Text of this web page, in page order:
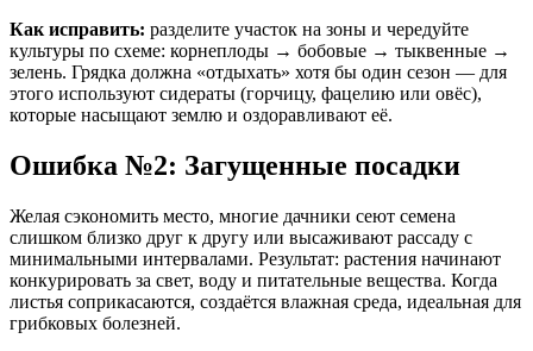
Как исправить: разделите участок на зоны и чередуйте
культуры по схеме: корнеплоды → бобовые → тыквенные →
зелень. Грядка должна «отдыхать» хотя бы один сезон — для
этого используют сидераты (горчицу, фацелию или овёс),
которые насыщают землю и оздоравливают её.
Ошибка №2: Загущенные посадки
Желая сэкономить место, многие дачники сеют семена
слишком близко друг к другу или высаживают рассаду с
минимальными интервалами. Результат: растения начинают
конкурировать за свет, воду и питательные вещества. Когда
листья соприкасаются, создаётся влажная среда, идеальная для
грибковых болезней.